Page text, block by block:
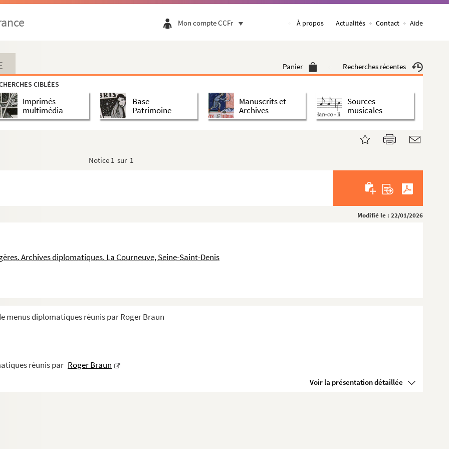
Mon compte CCFr À propos Actualités Contact Aide
Panier Recherches récentes
CIBLÉES
Imprimés
multimédia
Base
Patrimoine
Manuscrits et
Archives
Sources
musicales
Notice 1 sur 1
Modifié le : 22/01/2026
Archives diplomatiques. La Courneuve, Seine-Saint-Denis
menus diplomatiques réunis par Roger Braun
réunis par Roger Braun
Voir la présentation détaillée
et consulaires de France et étrangè...
à l'étranger et en zone d'occupation
avec le Tsar en rade de Revel
cuirassé Vérité
de France à Stockholm en l'honneur des journal...